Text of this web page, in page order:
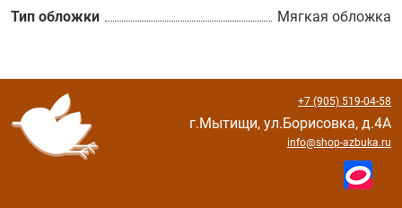
Тип обложки
Мягкая обложка
+7 (905) 519-04-58
г.Мытищи, ул.Борисовка, д.4А
info@shop-azbuka.ru